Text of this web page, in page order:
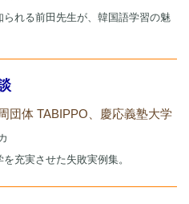
られる前田先生が、韓国語学習の魅
団体 TABIPPO、慶応義塾大学
充実させた失敗実例集。